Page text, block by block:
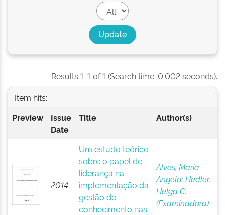
Results 1-1 of 1 (Search time: 0.002 seconds).
Item hits:
Preview
Issue
Date
Title Author(s)
2014
Um estudo teórico
sobre o papel de
liderança na
implementação da
gestão do
conhecimento nas
Alves, Maria
Angela;Hedler,
Helga C.
(Examinadora)